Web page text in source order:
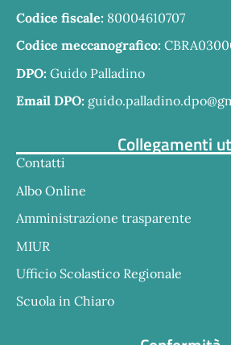
Codice fiscale: 80004610707
Codice meccanografico:
DPO: Guido Palladino
Email DPO:
Collegamenti
Contatti
Albo Online
Amministrazione trasparente
MIUR
Ufficio Scolastico Regionale
Scuola in Chiaro